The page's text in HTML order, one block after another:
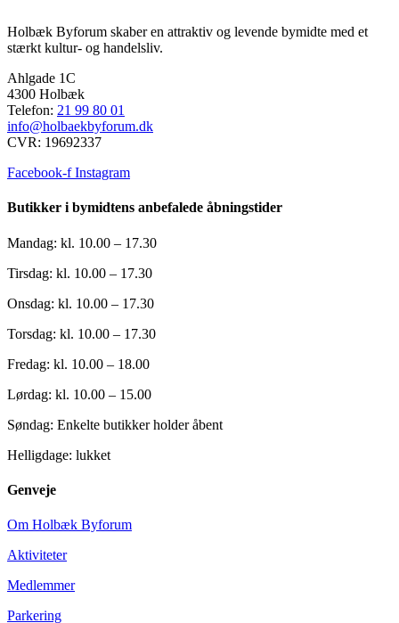
Holbæk Byforum skaber en attraktiv og levende bymidte med et
stærkt kultur- og handelsliv.
Ahlgade 1C
4300 Holbæk
Telefon: 21 99 80 01
info@holbaekbyforum.dk
CVR: 19692337
Facebook-f Instagram
Butikker i bymidtens anbefalede åbningstider
Mandag: kl. 10.00 – 17.30
Tirsdag: kl. 10.00 – 17.30
Onsdag: kl. 10.00 – 17.30
Torsdag: kl. 10.00 – 17.30
Fredag: kl. 10.00 – 18.00
Lørdag: kl. 10.00 – 15.00
Søndag: Enkelte butikker holder åbent
Helligdage: lukket
Genveje
Om Holbæk Byforum
Aktiviteter
Medlemmer
Parkering